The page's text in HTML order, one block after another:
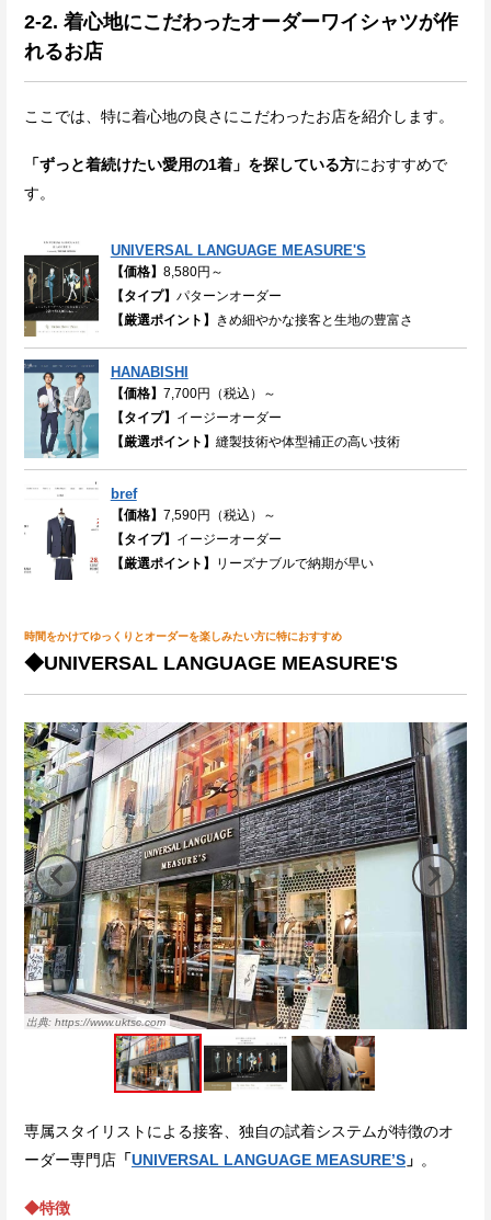
2-2. 着心地にこだわったオーダーワイシャツが作
れるお店
ここでは、特に着心地の良さにこだわったお店を紹介します。
「ずっと着続けたい愛用の1着」を探している方におすすめで
す。
UNIVERSAL LANGUAGE MEASURE'S
【価格】 8,580円～
【タイプ】 パターンオーダー
【厳選ポイント】 きめ細やかな接客と生地の豊富さ
HANABISHI
【価格】 7,700円（税込）～
【タイプ】 イージーオーダー
【厳選ポイント】 縫製技術や体型補正の高い技術
bref
【価格】 7,590円（税込）～
【タイプ】 イージーオーダー
【厳選ポイント】
リーズナブルで納期が早い
時間をかけてゆっくりとオーダーを楽しみたい方に特におすすめ
◆UNIVERSAL LANGUAGE MEASURE'S
https://www.uktsc.com
専属スタイリストによる接客、独自の試着システムが特徴のオ
ーダー専門店 「UNIVERSAL LANGUAGE MEASURE’S 」 。
◆特徴